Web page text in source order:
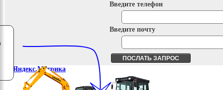
Введите телефон
Введите почту